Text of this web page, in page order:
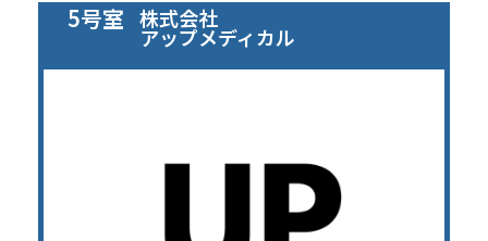
5号室 株式会社
アップメディカル